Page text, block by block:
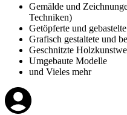
Gemälde und
Techniken)
Getöpferte und
Grafisch gestaltete und
Geschnitzte
Umgebaute Modelle
und Vieles mehr